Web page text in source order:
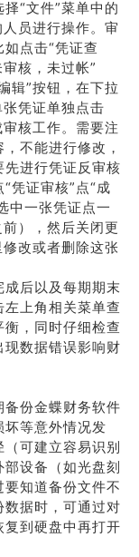
“文件”菜单中的
员进行操作。审
点击“凭证查
核，未过帐”
辑”按钮，在下拉
凭证单独点击
核工作。需要注
不能进行修改，
进行凭证反审核
凭证审核”点“成
中一张凭证点一
），然后关闭更
改或者删除这张
成后以及每期期末
上角相关菜单查
，同时仔细检查
数据错误影响财
备份金蝶财务软件
坏等意外情况发
可建立容易识别
设备（如光盘刻
知道备份文件不
据时，可通过对
到硬盘中再打开